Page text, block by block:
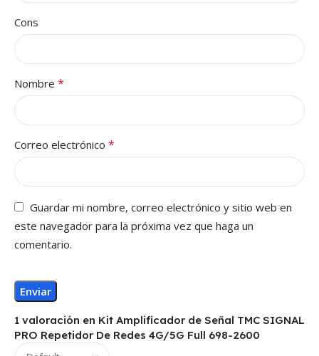
1 valoración en Kit Amplificador de Señal TMC SIGNAL
PRO Repetidor De Redes 4G/5G Full 698-2600
Cons
Nombre *
Correo electrónico *
Guardar mi nombre, correo electrónico y sitio web en
este navegador para la próxima vez que haga un
comentario.